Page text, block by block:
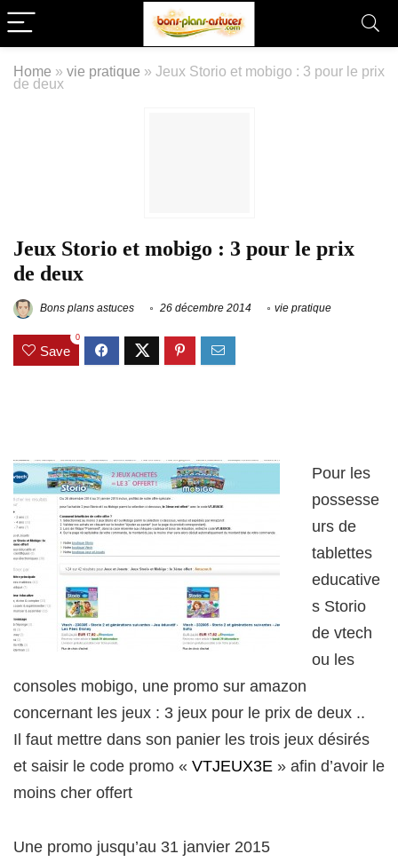
Home » vie pratique » Jeux Storio et mobigo : 3 pour le prix
de deux
Jeux Storio et mobigo : 3 pour le prix
de deux
Bons plans astuces 26 décembre 2014 vie pratique
Save
0
Pour les
possesse
urs de
tablettes
educative
s Storio
de vtech
ou les
consoles mobigo, une promo sur amazon
concernant les jeux : 3 jeux pour le prix de deux ..
Il faut mettre dans son panier les trois jeux désirés
et saisir le code promo « VTJEUX3E » afin d’avoir le
moins cher offert
Une promo jusqu’au 31 janvier 2015